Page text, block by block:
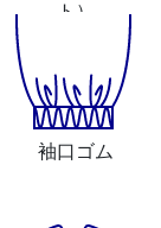
ト）
袖口ゴム